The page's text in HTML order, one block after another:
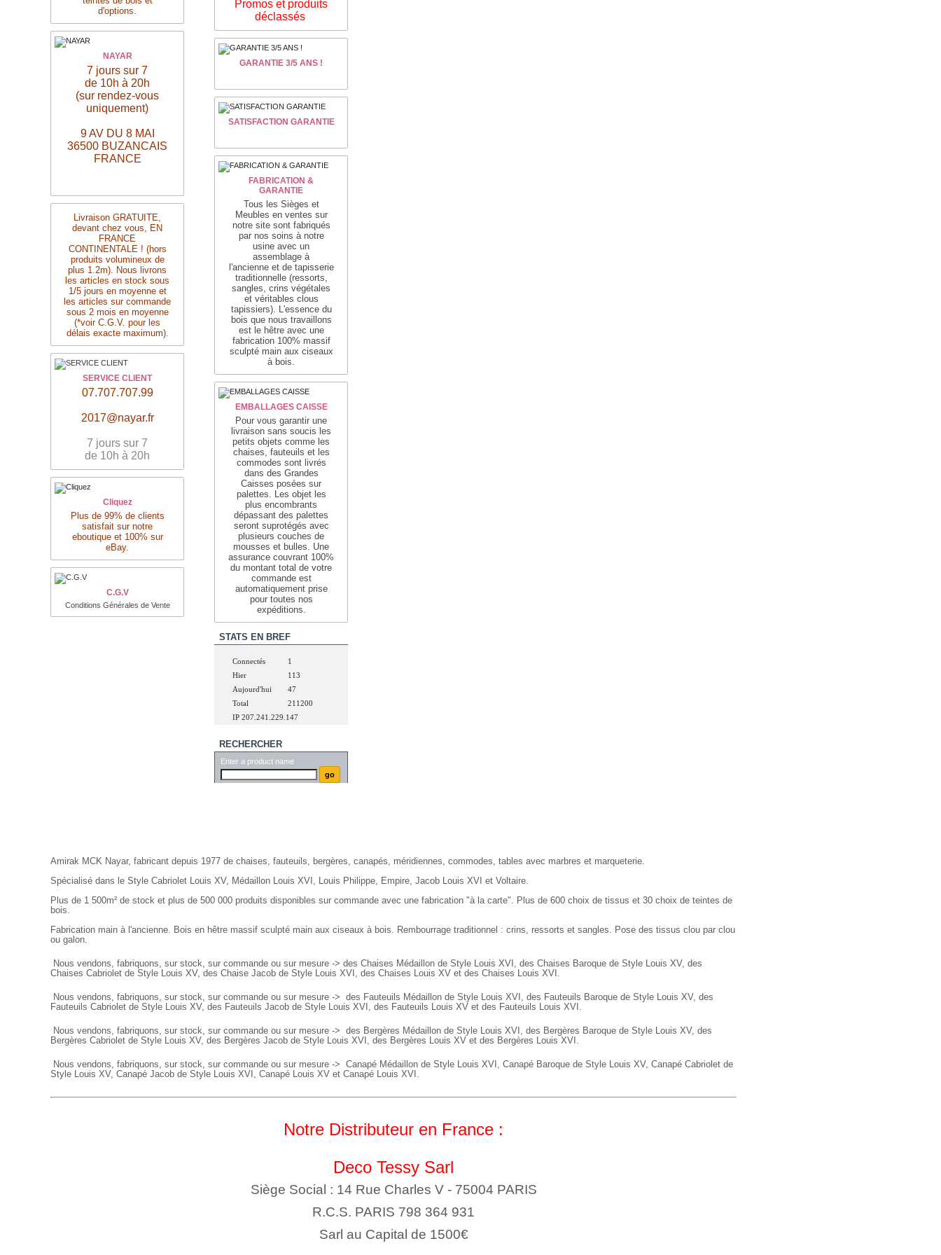
d'options.
NAYAR
7 jours sur 7
de 10h à 20h
(sur rendez-vous
uniquement)
9 AV DU 8 MAI
36500 BUZANCAIS
FRANCE
Livraison GRATUITE,
devant chez vous, EN
FRANCE
CONTINENTALE ! (hors
produits volumineux de
plus 1.2m). Nous livrons
les articles en stock sous
1/5 jours en moyenne et
les articles sur commande
sous 2 mois en moyenne
(*voir C.G.V. pour les
délais exacte maximum).
SERVICE CLIENT
07.707.707.99
2017@nayar.fr
7 jours sur 7
de 10h à 20h
Cliquez
Plus de 99% de clients
satisfait sur notre
eboutique et 100% sur
eBay.
C.G.V
Conditions Générales de Vente
Promos et produits
déclassés
GARANTIE 3/5 ANS !
SATISFACTION GARANTIE
FABRICATION &
GARANTIE
Tous les Sièges et
Meubles en ventes sur
notre site sont fabriqués
par nos soins à notre
usine avec un
assemblage à
l'ancienne et de tapisserie
traditionnelle (ressorts,
sangles, crins végétales
et véritables clous
tapissiers). L'essence du
bois que nous travaillons
est le hêtre avec une
fabrication 100% massif
sculpté main aux ciseaux
à bois.
EMBALLAGES CAISSE
Pour vous garantir une
livraison sans soucis les
petits objets comme les
chaises, fauteuils et les
commodes sont livrés
dans des Grandes
Caisses posées sur
palettes. Les objet les
plus encombrants
dépassant des palettes
seront suprotégés avec
plusieurs couches de
mousses et bulles. Une
assurance couvrant 100%
du montant total de votre
commande est
automatiquement prise
pour toutes nos
expéditions.
STATS EN BREF
Connectés
1
Hier
113
Aujourd'hui
47
Total
211200
IP 207.241.229.147
RECHERCHER
Enter a product name
Amirak MCK Nayar, fabricant depuis 1977 de chaises, fauteuils, bergères, canapés, méridiennes, commodes, tables avec marbres et marqueterie.
Spécialisé dans le Style Cabriolet Louis XV, Médaillon Louis XVI, Louis Philippe, Empire, Jacob Louis XVI et Voltaire.
Plus de 1 500m² de stock et plus de 500 000 produits disponibles sur commande avec une fabrication "à la carte". Plus de 600 choix de tissus et 30 choix de teintes de
bois.
Fabrication main à l'ancienne. Bois en hêtre massif sculpté main aux ciseaux à bois. Rembourrage traditionnel : crins, ressorts et sangles. Pose des tissus clou par clou
ou galon.
Nous vendons, fabriquons, sur stock, sur commande ou sur mesure -> des Chaises Médaillon de Style Louis XVI, des Chaises Baroque de Style Louis XV, des
Chaises Cabriolet de Style Louis XV, des Chaise Jacob de Style Louis XVI, des Chaises Louis XV et des Chaises Louis XVI.
Nous vendons, fabriquons, sur stock, sur commande ou sur mesure -> des Fauteuils Médaillon de Style Louis XVI, des Fauteuils Baroque de Style Louis XV, des
Fauteuils Cabriolet de Style Louis XV, des Fauteuils Jacob de Style Louis XVI, des Fauteuils Louis XV et des Fauteuils Louis XVI.
Nous vendons, fabriquons, sur stock, sur commande ou sur mesure -> des Bergères Médaillon de Style Louis XVI, des Bergères Baroque de Style Louis XV, des
Bergères Cabriolet de Style Louis XV, des Bergères Jacob de Style Louis XVI, des Bergères Louis XV et des Bergères Louis XVI.
Nous vendons, fabriquons, sur stock, sur commande ou sur mesure -> Canapé Médaillon de Style Louis XVI, Canapé Baroque de Style Louis XV, Canapé Cabriolet de
Style Louis XV, Canapé Jacob de Style Louis XVI, Canapé Louis XV et Canapé Louis XVI.
Notre Distributeur en France :
Deco Tessy Sarl
Siège Social : 14 Rue Charles V - 75004 PARIS
R.C.S. PARIS 798 364 931
Sarl au Capital de 1500€